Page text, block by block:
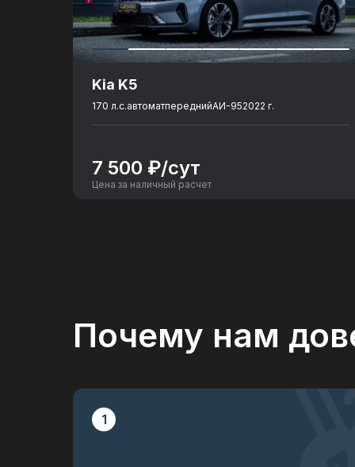
Объем топливного бака: 95
Разгон до 100 км./ч., сек.: 4.2
Количество посадочных мест: 5
Kia K5
170 л.с.автоматпереднийАИ-952022 г.
7 500 ₽/сут
Цена за наличный расчет
Почему нам
1